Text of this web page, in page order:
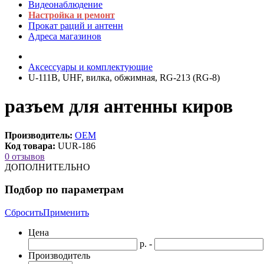
Видеонаблюдение
Настройка и ремонт
Прокат раций и антенн
Адреса магазинов
Аксессуары и комплектующие
U-111B, UHF, вилка, обжимная, RG-213 (RG-8)
разъем для антенны киров
Производитель: OEM
Код товара: UUR-186
0 отзывов
ДОПОЛНИТЕЛЬНО
Подбор по параметрам
СброситьПрименить
Цена
р. -
Производитель